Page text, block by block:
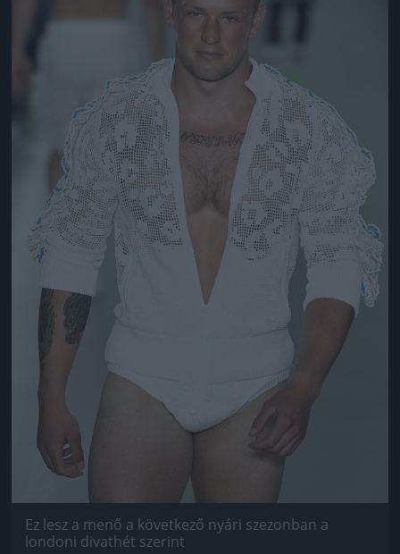
Ez lesz a menő a következő nyári szezonban a
londoni divathét szerint